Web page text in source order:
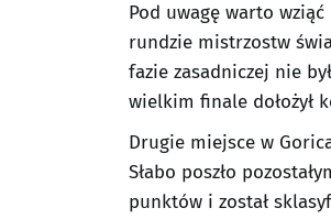
Pod uwagę warto wziąć
rundzie mistrzostw
fazie zasadniczej nie
wielkim finale dołożył
Drugie miejsce w
Słabo poszło
punktów i został